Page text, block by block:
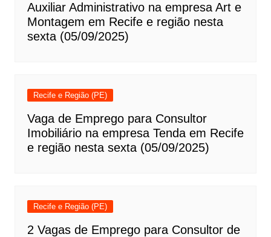
Auxiliar Administrativo na empresa Art e
Montagem em Recife e região nesta
sexta (05/09/2025)
Recife e Região (PE)
Vaga de Emprego para Consultor
Imobiliário na empresa Tenda em Recife
e região nesta sexta (05/09/2025)
Recife e Região (PE)
2 Vagas de Emprego para Consultor de